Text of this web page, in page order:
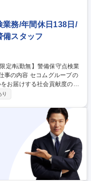
行います。 将来は適性・ス
、事務）や業務役職者への
業務/年間休日138日/
備スタッフ
お届けする社会貢献度の高
社員との同行があるため、
に駆け付け設置しているセ
行います。 将来は適性・ス
、事務）や業務役職者への
り